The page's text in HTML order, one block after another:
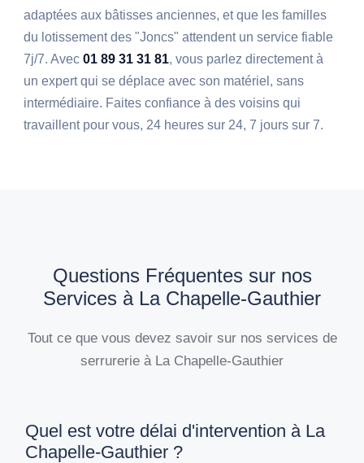
adaptées aux bâtisses anciennes, et que les familles
du lotissement des "Joncs" attendent un service fiable
7j/7. Avec01 89 31 31 81, vous parlez directement à
un expert qui se déplace avec son matériel, sans
intermédiaire. Faites confiance à des voisins qui
travaillent pour vous, 24 heures sur 24, 7 jours sur 7.
Questions Fréquentes sur nos
Services à La Chapelle-Gauthier
Tout ce que vous devez savoir sur nos services de
serrurerie à La Chapelle-Gauthier
Quel est votre délai d'intervention à La
Chapelle-Gauthier ?